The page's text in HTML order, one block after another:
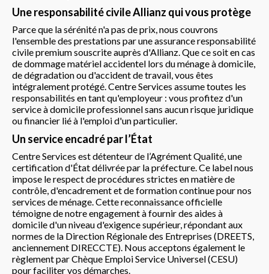
Une responsabilité civile Allianz qui vous protège
Parce que la sérénité n'a pas de prix, nous couvrons
l'ensemble des prestations par une assurance responsabilité
civile premium souscrite auprès d'Allianz. Que ce soit en cas
de dommage matériel accidentel lors du ménage à domicile,
de dégradation ou d'accident de travail, vous êtes
intégralement protégé. Centre Services assume toutes les
responsabilités en tant qu'employeur : vous profitez d'un
service à domicile professionnel sans aucun risque juridique
ou financier lié à l'emploi d'un particulier.
Un service encadré par l’État
Centre Services est détenteur de l’Agrément Qualité, une
certification d'État délivrée par la préfecture. Ce label nous
impose le respect de procédures strictes en matière de
contrôle, d'encadrement et de formation continue pour nos
services de ménage. Cette reconnaissance officielle
témoigne de notre engagement à fournir des aides à
domicile d'un niveau d'exigence supérieur, répondant aux
normes de la Direction Régionale des Entreprises (DREETS,
anciennement DIRECCTE). Nous acceptons également le
règlement par Chèque Emploi Service Universel (CESU)
pour faciliter vos démarches.